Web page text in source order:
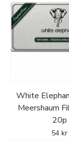
White
Meershaum
20p
54 kr